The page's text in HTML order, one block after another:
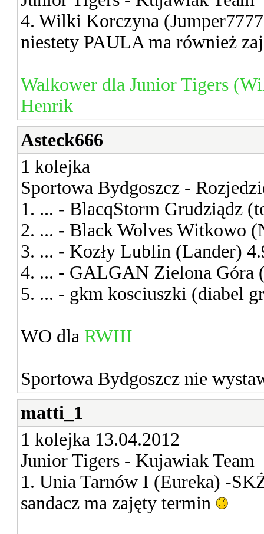
4. Wilki Korczyna
niestety PAULA ma również
Walkower dla Junior Tigers
Henrik
Asteck666
1 kolejka
Sportowa Bydgoszcz -
1. ... - BlacqStorm Grudziądz
2. ... - Black Wolves Witkowo
3. ... - Kozły Lublin (Lander)
4. ... - GALGAN Zielona Góra
5. ... - gkm kosciuszki (diabel
WO dla RWIII
Sportowa Bydgoszcz nie
matti_1
1 kolejka 13.04.2012
Junior Tigers - Kujawiak Team
1. Unia Tarnów I (Eureka) -
sandacz ma zajęty termin